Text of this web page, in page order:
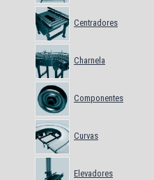
Centradores
Charnela
Componentes
Curvas
Elevadores